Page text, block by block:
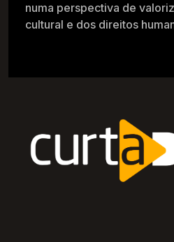
numa perspectiva de
cultural e dos direitos